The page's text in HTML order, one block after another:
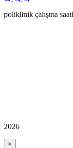
poliklinik çalışma
2026
×